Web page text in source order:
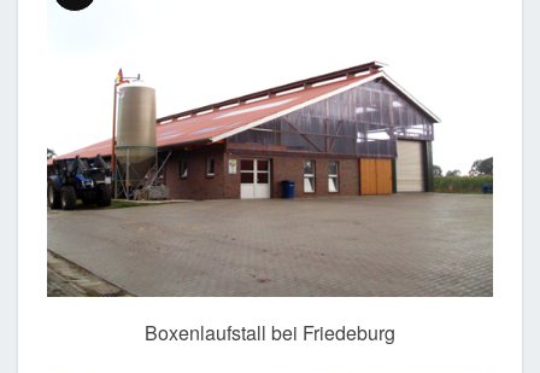
Boxenlaufstall bei Friedeburg